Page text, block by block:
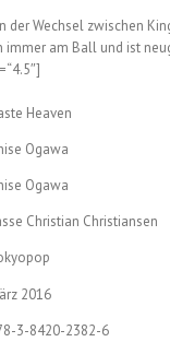
Wechsel zwischen
am Ball und ist
Heaven
Ogawa
Ogawa
Christian Christiansen
2016
3-8420-2382-6